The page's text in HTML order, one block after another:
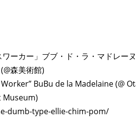
ーカー」ブブ・ド・ラ・マドレーヌ
森美術館)
BuBu de la Madelaine (@
Museum)
dumb-type-ellie-chim-pom/